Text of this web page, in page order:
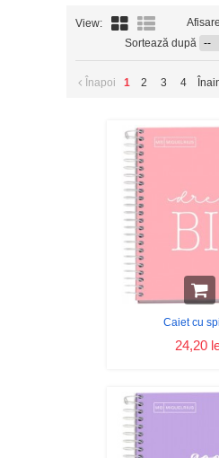
View:
Sortează după
Înapoi 1 2 3 4
Caiet cu
24,20